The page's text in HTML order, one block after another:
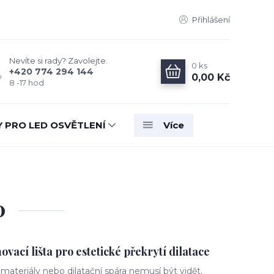
Přihlášení
Nevíte si rady? Zavolejte.
+420 774 294 144
8 -17 hod
0 ks
0,00 Kč
PRO LED OSVĚTLENÍ Více
lišta pro estetické překrytí dilatace
nebo dilatační spára nemusí být vidět.